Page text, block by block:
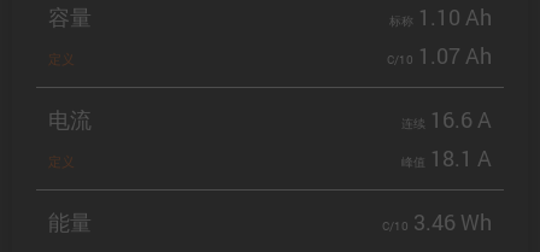
容量
定义
标称 1.10 Ah
C/10 1.07 Ah
电流
定义
连续 16.6 A
峰值 18.1 A
能量 C/10 3.46 Wh